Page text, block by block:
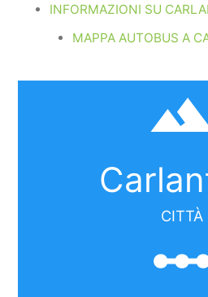
INFORMAZIONI SU
MAPPA AUTOBUS A
CITTÀ